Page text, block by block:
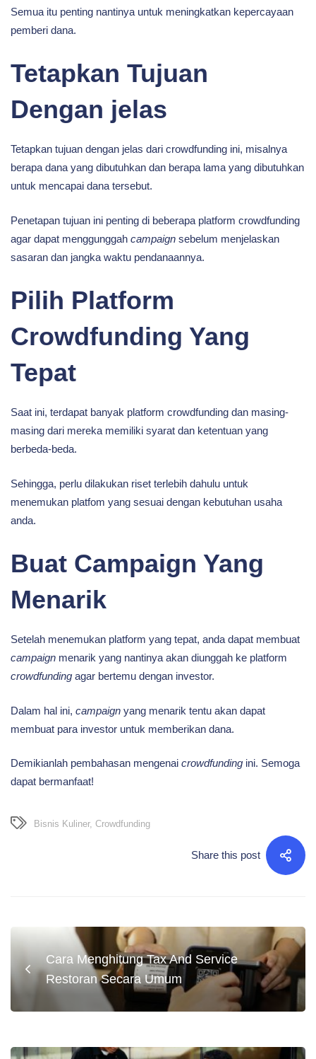
Semua itu penting nantinya untuk meningkatkan kepercayaan
pemberi dana.
Tetapkan Tujuan
Dengan jelas
Tetapkan tujuan dengan jelas dari crowdfunding ini, misalnya
berapa dana yang dibutuhkan dan berapa lama yang dibutuhkan
untuk mencapai dana tersebut.
Penetapan tujuan ini penting di beberapa platform crowdfunding
agar dapat menggunggah campaign sebelum menjelaskan
sasaran dan jangka waktu pendanaannya.
Pilih Platform
Crowdfunding Yang
Tepat
Saat ini, terdapat banyak platform crowdfunding dan masing-
masing dari mereka memiliki syarat dan ketentuan yang
berbeda-beda.
Sehingga, perlu dilakukan riset terlebih dahulu untuk
menemukan platfom yang sesuai dengan kebutuhan usaha
anda.
Buat Campaign Yang
Menarik
Setelah menemukan platform yang tepat, anda dapat membuat
campaign menarik yang nantinya akan diunggah ke platform
crowdfunding agar bertemu dengan investor.
Dalam hal ini, campaign yang menarik tentu akan dapat
membuat para investor untuk memberikan dana.
Demikianlah pembahasan mengenai crowdfunding ini. Semoga
dapat bermanfaat!
Bisnis Kuliner, Crowdfunding
Share this post
Cara Menghitung Tax And Service
Restoran Secara Umum